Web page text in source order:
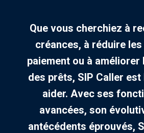
Que vous cherchiez à
créances, à réduire
paiement ou à
des prêts, SIP Caller
aider. Avec ses
avancées, son
antécédents éprouvés,